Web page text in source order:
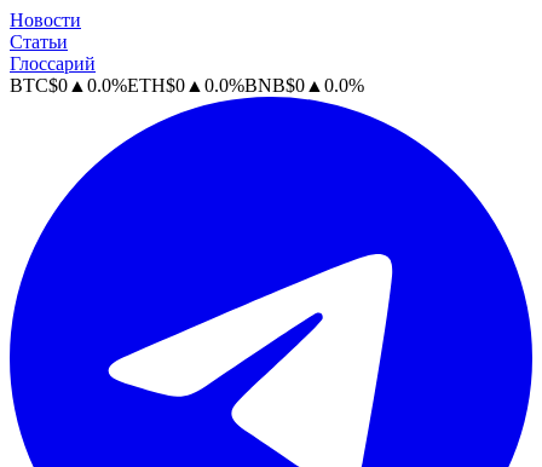
Новости
Статьи
Глоссарий
BTC$0 ▲ 0.0%ETH$0 ▲ 0.0%BNB$0 ▲ 0.0%